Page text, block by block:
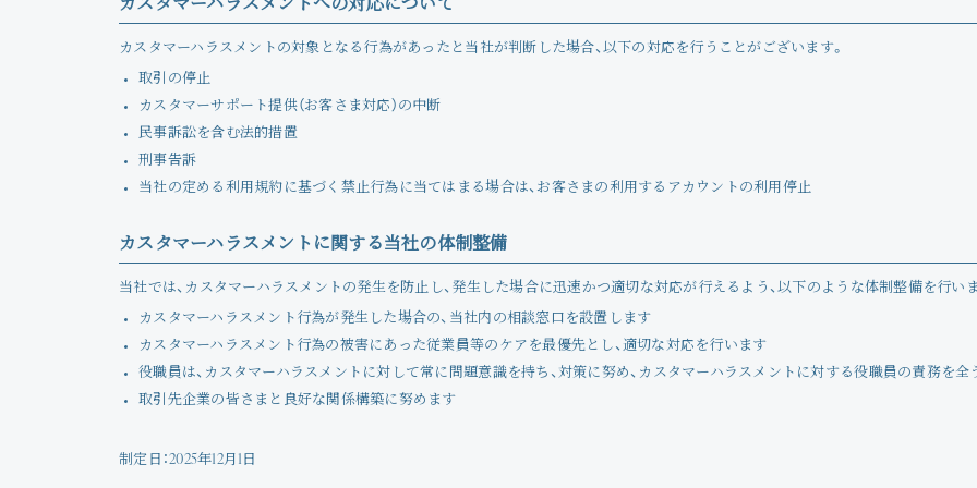
カスタマーハラスメントへの対応について
カスタマーハラスメントの対象となる行為があったと当社が判断した場合、以下の対応を行うことがございます。
取引の停止
カスタマーサポート提供（お客さま対応）の中断
民事訴訟を含む法的措置
刑事告訴
当社の定める利用規約に基づく禁止行為に当てはまる場合は、お客さまの利用するアカウントの利用停止
カスタマーハラスメントに関する当社の体制整備
当社では、カスタマーハラスメントの発生を防止し、発生した場合に迅速かつ適切な対応が行えるよう、以下のような体制整備を行いま
カスタマーハラスメント行為が発生した場合の、当社内の相談窓口を設置します
カスタマーハラスメント行為の被害にあった従業員等のケアを最優先とし、適切な対応を行います
役職員は、カスタマーハラスメントに対して常に問題意識を持ち、対策に努め、カスタマーハラスメントに対する役職員の責務を全
取引先企業の皆さまと良好な関係構築に努めます
制定日：2025年12月1日